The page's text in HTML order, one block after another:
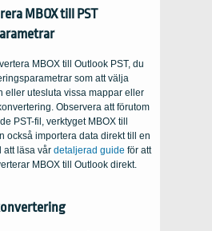
MBOX till PST
MBOX till Outlook PST, du
som att välja
eller utesluta vissa mappar eller
Observera att förutom
PST-fil, verktyget MBOX till
också importera data direkt till en
att läsa vår detaljerad guide för att
MBOX till Outlook direkt.